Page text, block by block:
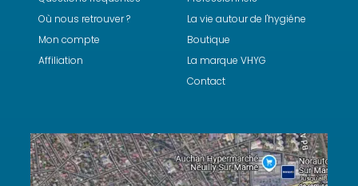
Où nous retrouver ?
Mon compte
Affiliation
La vie autour de l'hygiéne
Boutique
La marque VHYG
Contact